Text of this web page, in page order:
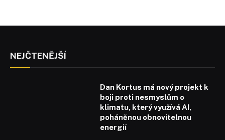
NEJČTENĚJŠÍ
Dan Kortus má nový projekt k
boji proti nesmyslům o
klimatu, který využívá AI,
poháněnou obnovitelnou
energií